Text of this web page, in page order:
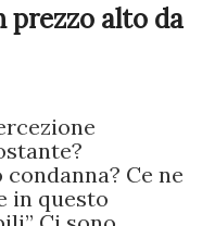
prezzo alto da
Ce ne
in questo